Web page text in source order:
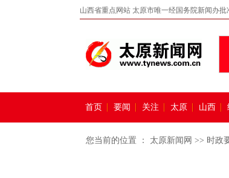
山西省重点网站 太原市唯一经国务院新闻办
首页 要闻 关注 太原 山西
您当前的位置 ： 太原新闻网 >> 时政